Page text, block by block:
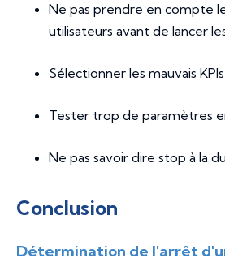
Ne pas prendre en compte
utilisateurs avant de lancer
Sélectionner les mauvais
Tester trop de paramètres
Ne pas savoir dire stop à la
Conclusion
Détermination de l'arrêt